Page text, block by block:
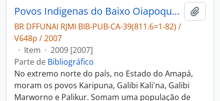
Povos Indigenas do Baixo Oiapoque: o encontro das águas, o encruzo dos saberes e a arte de viver
BR DFFUNAI RJMI BIB-PUB-CA-39(811.6=1-82) /
V648p / 2007
· Item · 2009 [2007]
Parte de Bibliográfico
No extremo norte do país, no Estado do Amapá,
moram os povos Karipuna, Galibi Kali'na, Galibi
Marworno e Palikur. Somam uma população de